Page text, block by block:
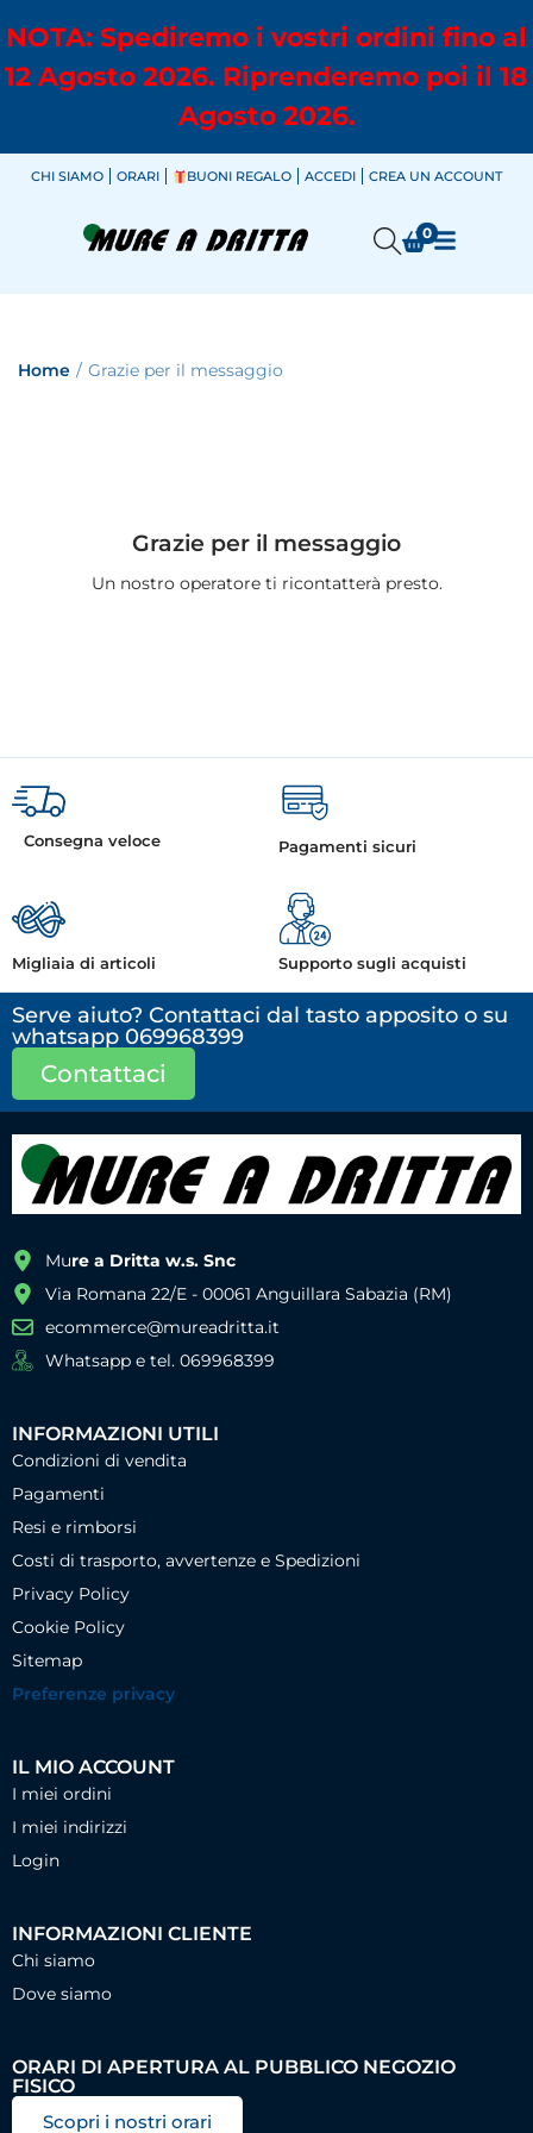
NOTA: Spediremo i vostri ordini fino al
12 Agosto 2026. Riprenderemo poi il 18
Agosto 2026.
CHI SIAMO ORARI BUONI REGALO ACCEDI CREA UN ACCOUNT
0
Home / Grazie per il messaggio
Grazie per il messaggio
Un nostro operatore ti ricontatterà presto.
Consegna veloce Pagamenti sicuri
Migliaia di articoli Supporto sugli acquisti
Serve aiuto? Contattaci dal tasto apposito o su
whatsapp 069968399
Contattaci
Mure a Dritta w.s. Snc
Via Romana 22/E - 00061 Anguillara Sabazia (RM)
ecommerce@mureadritta.it
Whatsapp e tel. 069968399
INFORMAZIONI UTILI
Condizioni di vendita
Pagamenti
Resi e rimborsi
Costi di trasporto, avvertenze e Spedizioni
Privacy Policy
Cookie Policy
Sitemap
Preferenze privacy
IL MIO ACCOUNT
I miei ordini
I miei indirizzi
Login
INFORMAZIONI CLIENTE
Chi siamo
Dove siamo
ORARI DI APERTURA AL PUBBLICO NEGOZIO
FISICO
Scopri i nostri orari